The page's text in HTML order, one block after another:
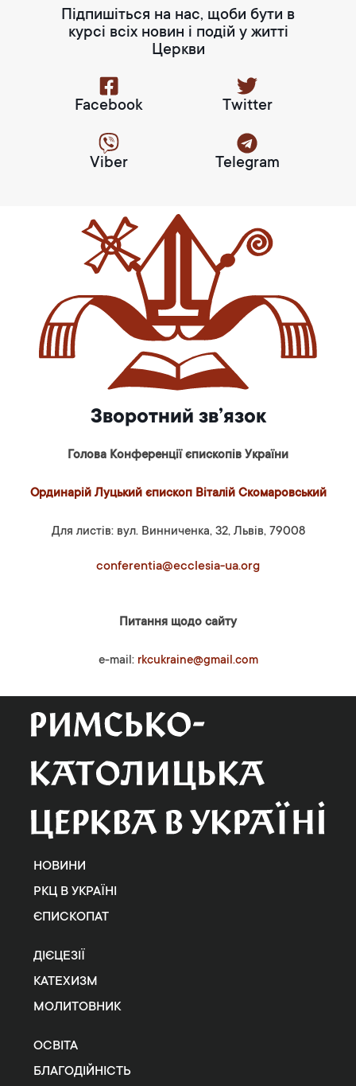
Підпишіться на нас, щоби бути в
курсі всіх новин і подій у житті
Церкви
Facebook Twitter
Viber Telegram
Зворотний зв’язок
Голова Конференції єпископів України
Ординарій Луцький єпископ Віталій Скомаровський
Для листів: вул. Винниченка, 32, Львів, 79008
conferentia@ecclesia-ua.org
Питання щодо сайту
e-mail: rkcukraine@gmail.com
НОВИНИ
РКЦ В УКРАЇНІ
ЄПИСКОПАТ
ДІЄЦЕЗІЇ
КАТЕХИЗМ
МОЛИТОВНИК
ОСВІТА
БЛАГОДІЙНІСТЬ